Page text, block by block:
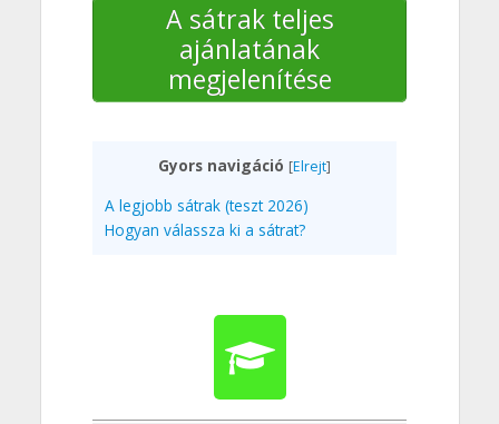
A sátrak teljes
ajánlatának
megjelenítése
Gyors navigáció [Elrejt]
A legjobb sátrak (teszt 2026)
Hogyan válassza ki a sátrat?